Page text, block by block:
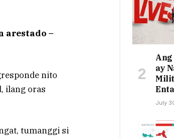
arestado –
nito
ilang oras
tumanggi si
Ang
ay
July